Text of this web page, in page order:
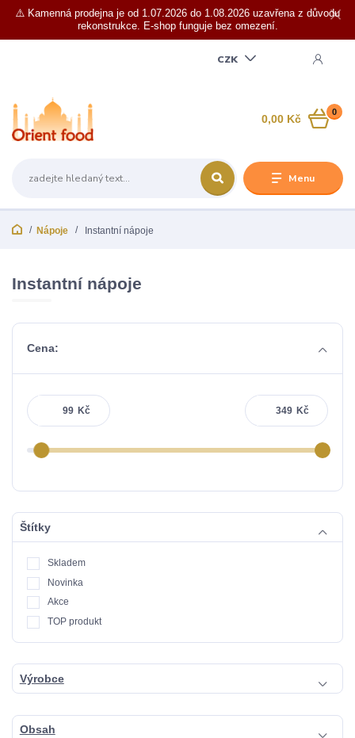
⚠️ Kamenná prodejna je od 1.07.2026 do 1.08.2026 uzavřena z důvodu
rekonstrukce. E-shop funguje bez omezení.
Menu
CZK
0
0,00 Kč
Nápoje Instantní nápoje
Instantní nápoje
Cena:
Kč Kč
Štítky
Skladem
Novinka
Akce
TOP produkt
Výrobce
Obsah